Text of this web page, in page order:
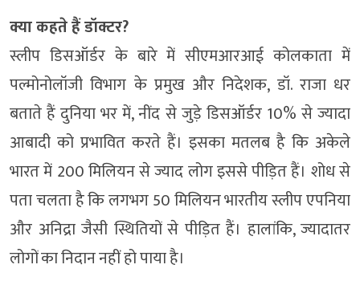
क्या कहते हैं डॉक्टर?
स्लीप डिसऑर्डर के बारे में सीएमआरआई कोलकाता में
पल्मोनोलॉजी विभाग के प्रमुख और निदेशक, डॉ. राजा धर
बताते हैं दुनिया भर में, नींद से जुड़े डिसऑर्डर 10% से ज्यादा
आबादी को प्रभावित करते हैं। इसका मतलब है कि अकेले
भारत में 200 मिलियन से ज्याद लोग इससे पीड़ित हैं। शोध से
पता चलता है कि लगभग 50 मिलियन भारतीय स्लीप एपनिया
और अनिद्रा जैसी स्थितियों से पीड़ित हैं। हालांकि, ज्यादातर
लोगों का निदान नहीं हो पाया है।